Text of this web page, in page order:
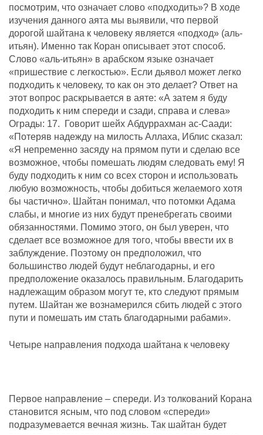
посмотрим, что означает слово «подходить»? В ходе
изучения данного аята мы выявили, что первой
дорогой шайтана к человеку является «подход» (аль-
итьян). Именно так Коран описывает этот способ.
Слово «аль-итьян» в арабском языке означает
«пришествие с легкостью». Если дьявол может легко
подходить к человеку, то как он это делает? Ответ на
этот вопрос раскрывается в аяте: «А затем я буду
подходить к ним спереди и сзади, справа и слева»
Ограды: 17. Говорит шейх Абдуррахман ас-Саади:
«Потеряв надежду на милость Аллаха, Иблис сказал:
«Я непременно засяду на прямом пути и сделаю все
возможное, чтобы помешать людям следовать ему! Я
буду подходить к ним со всех сторон и использовать
любую возможность, чтобы добиться желаемого хотя
бы частично». Шайтан понимал, что потомки Адама
слабы, и многие из них будут пренебрегать своими
обязанностями. Помимо этого, он был уверен, что
сделает все возможное для того, чтобы ввести их в
заблуждение. Поэтому он предположил, что
большинство людей будут неблагодарны, и его
предположение оказалось правильным. Благодарить
надлежащим образом могут те, кто следуют прямым
путем. Шайтан же вознамерился сбить людей с этого
пути и помешать им стать благодарными рабами».
Четыре направления подхода шайтана к человеку
Первое направление – спереди. Из толкований Корана
становится ясным, что под словом «спереди»
подразумевается вечная жизнь. Так шайтан будет